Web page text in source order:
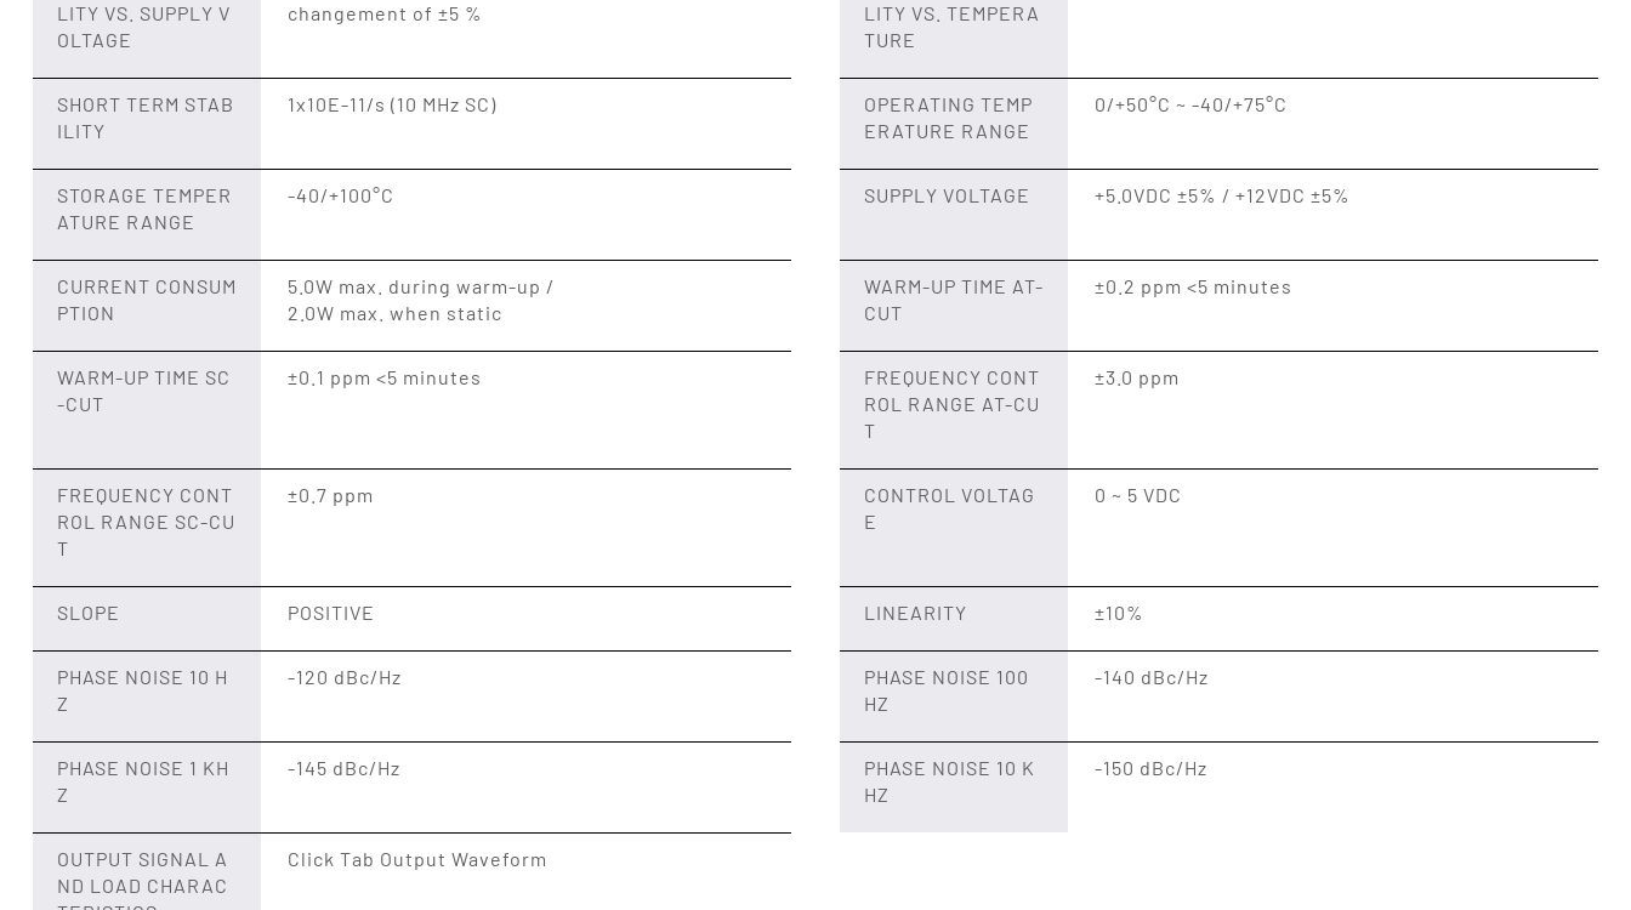
LITY VS. SUPPLY V
OLTAGE
changement of ±5 %
LITY VS. TEMPERA
TURE
SHORT TERM STAB
ILITY
1x10E-11/s (10 MHz SC)
OPERATING TEMP
ERATURE RANGE
0/+50°C ~ -40/+75°C
STORAGE TEMPER
ATURE RANGE
-40/+100°C SUPPLY VOLTAGE +5.0VDC ±5% / +12VDC ±5%
CURRENT CONSUM
PTION
5.0W max. during warm-up /
2.0W max. when static
WARM-UP TIME AT-
CUT
±0.2 ppm <5 minutes
WARM-UP TIME SC
-CUT
±0.1 ppm <5 minutes
FREQUENCY CONT
ROL RANGE AT-CU
T
±3.0 ppm
FREQUENCY CONT
ROL RANGE SC-CU
T
±0.7 ppm
CONTROL VOLTAG
E
0 ~ 5 VDC
SLOPE POSITIVE LINEARITY ±10%
PHASE NOISE 10 H
Z
-120 dBc/Hz
PHASE NOISE 100
HZ
-140 dBc/Hz
PHASE NOISE 1 KH
Z
-145 dBc/Hz
PHASE NOISE 10 K
HZ
-150 dBc/Hz
OUTPUT SIGNAL A
ND LOAD CHARAC
Click Tab Output Waveform